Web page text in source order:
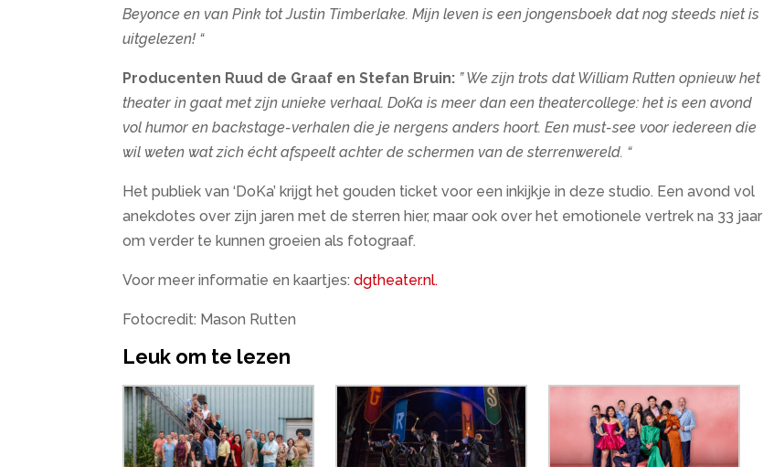
Beyonce en van Pink tot Justin Timberlake. Mijn leven is een jongensboek dat nog steeds niet is
uitgelezen! “
Producenten Ruud de Graaf en Stefan Bruin: ” We zijn trots dat William Rutten opnieuw het
theater in gaat met zijn unieke verhaal. DoKa is meer dan een theatercollege: het is een avond
vol humor en backstage-verhalen die je nergens anders hoort. Een must-see voor iedereen die
wil weten wat zich écht afspeelt achter de schermen van de sterrenwereld. “
Het publiek van ‘DoKa’ krijgt het gouden ticket voor een inkijkje in deze studio. Een avond vol
anekdotes over zijn jaren met de sterren hier, maar ook over het emotionele vertrek na 33 jaar
om verder te kunnen groeien als fotograaf.
Voor meer informatie en kaartjes:dgtheater.nl.
Fotocredit: Mason Rutten
Leuk om te lezen